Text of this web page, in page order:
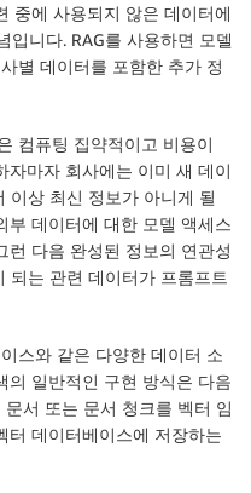
중에 사용되지 않은 데이터에
입니다. RAG를 사용하면 모델
별 데이터를 포함한 추가 정
컴퓨팅 집약적이고 비용이
자마자 회사에는 이미 새 데이
이상 최신 정보가 아니게 될
부 데이터에 대한 모델 액세스
런 다음 완성된 정보의 연관성
되는 관련 데이터가 프롬프트
스와 같은 다양한 데이터 소
의 일반적인 구현 방식은 다음
서 또는 문서 청크를 벡터 임
터 데이터베이스에 저장하는